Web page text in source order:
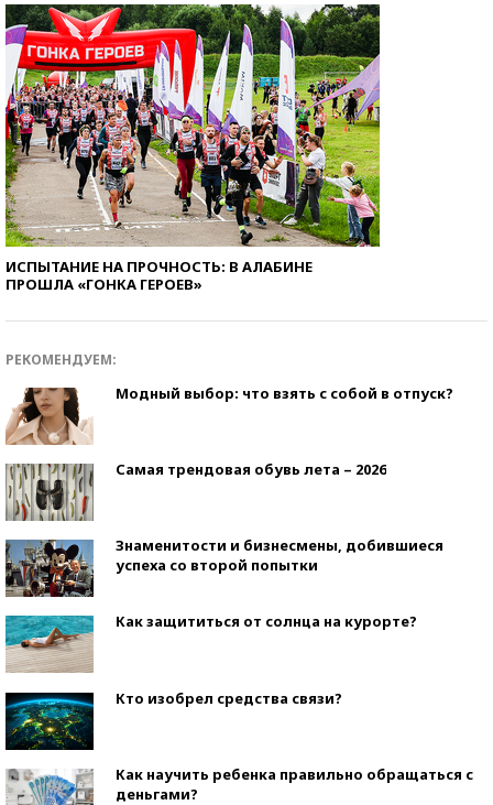
ИСПЫТАНИЕ НА ПРОЧНОСТЬ: В АЛАБИНЕ
ПРОШЛА «ГОНКА ГЕРОЕВ»
РЕКОМЕНДУЕМ:
Модный выбор: что взять с собой в отпуск?
Самая трендовая обувь лета – 2026
Знаменитости и бизнесмены, добившиеся
успеха со второй попытки
Как защититься от солнца на курорте?
Кто изобрел средства связи?
Как научить ребенка правильно обращаться с
деньгами?